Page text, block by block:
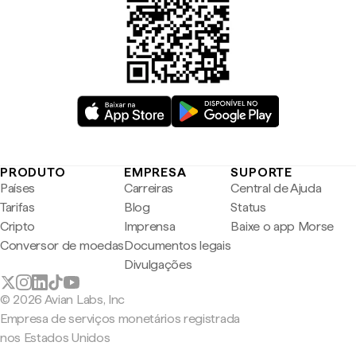
PRODUTO
Países
Tarifas
Cripto
Conversor de moedas
EMPRESA
Carreiras
Blog
Imprensa
Documentos legais
Divulgações
SUPORTE
Central de Ajuda
Status
Baixe o app Morse
© 2026 Avian Labs, Inc
Empresa de serviços monetários registrada
nos Estados Unidos